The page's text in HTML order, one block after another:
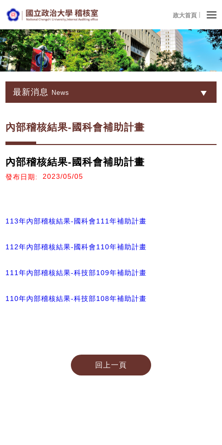
政大首頁
最新消息 News
內部稽核結果-國科會補助計畫
內部稽核結果-國科會補助計畫
發布日期: 2023/05/05
113年內部稽核結果-國科會111年補助計畫
112年內部稽核結果-國科會110年補助計畫
111年內部稽核結果-科技部109年補助計畫
110年內部稽核結果-科技部108年補助計畫